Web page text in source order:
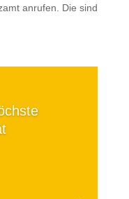
anrufen. Die sind